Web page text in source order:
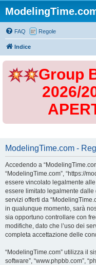
FAQ Regole
Indice
Group
2026/
ModelingTime.com -
Accedendo a
“ModelingTime.com”, “https://
essere vincolato legalmente
essere limitato legalmente dalle
servizi offerti da
in qualunque momento, sarà
sia opportuno controllare con
modifiche, dato che l’uso dei
completa accettazione delle
“ModelingTime.com” utilizza il
software”, “www.phpbb.com”,